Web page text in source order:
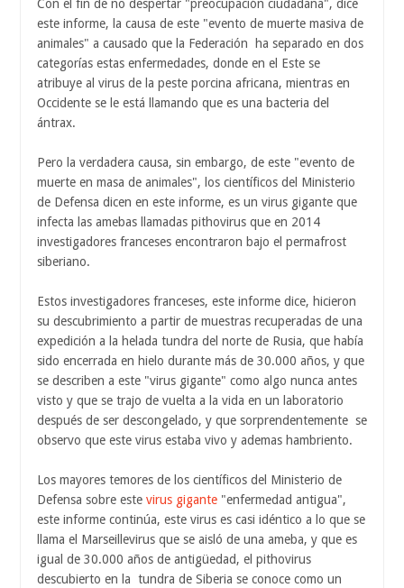
Con el fin de no despertar "preocupación ciudadana", dice
este informe, la causa de este "evento de muerte masiva de
animales" a causado que la Federación ha separado en dos
categorías estas enfermedades, donde en el Este se
atribuye al virus de la peste porcina africana, mientras en
Occidente se le está llamando que es una bacteria del
ántrax.
Pero la verdadera causa, sin embargo, de este "evento de
muerte en masa de animales", los científicos del Ministerio
de Defensa dicen en este informe, es un virus gigante que
infecta las amebas llamadas pithovirus que en 2014
investigadores franceses encontraron bajo el permafrost
siberiano.
Estos investigadores franceses, este informe dice, hicieron
su descubrimiento a partir de muestras recuperadas de una
expedición a la helada tundra del norte de Rusia, que había
sido encerrada en hielo durante más de 30.000 años, y que
se describen a este "virus gigante" como algo nunca antes
visto y que se trajo de vuelta a la vida en un laboratorio
después de ser descongelado, y que sorprendentemente se
observo que este virus estaba vivo y ademas hambriento.
Los mayores temores de los científicos del Ministerio de
Defensa sobre este virus gigante "enfermedad antigua",
este informe continúa, este virus es casi idéntico a lo que se
llama el Marseillevirus que se aisló de una ameba, y que es
igual de 30.000 años de antigüedad, el pithovirus
descubierto en la tundra de Siberia se conoce como un